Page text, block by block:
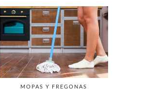
MOPAS Y FREGONAS